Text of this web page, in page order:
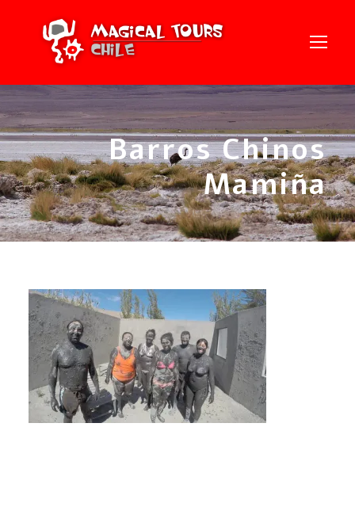
Barros Chinos
Mamiña